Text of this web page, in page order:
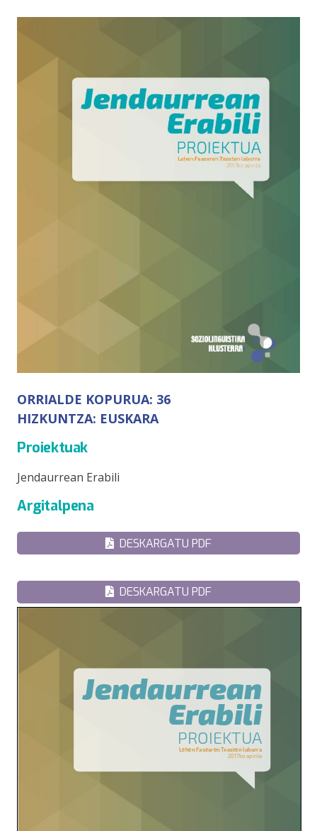
ORRIALDE KOPURUA: 36
HIZKUNTZA: EUSKARA
Proiektuak
Jendaurrean Erabili
Argitalpena
DESKARGATU PDF
DESKARGATU PDF